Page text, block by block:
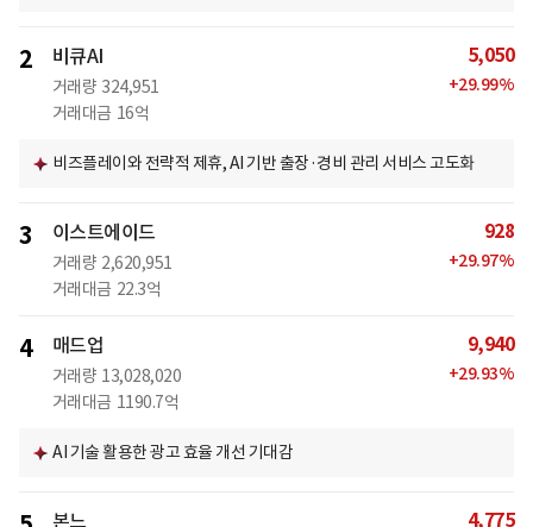
2 비큐AI
거래량 324,951
거래대금 16억
5,050
+29.99%
비즈플레이와 전략적 제휴, AI 기반 출장·경비 관리 서비스 고도화
3 이스트에이드
거래량 2,620,951
거래대금 22.3억
928
+29.97%
4 매드업
거래량 13,028,020
거래대금 1190.7억
9,940
+29.93%
AI 기술 활용한 광고 효율 개선 기대감
본느 4,775